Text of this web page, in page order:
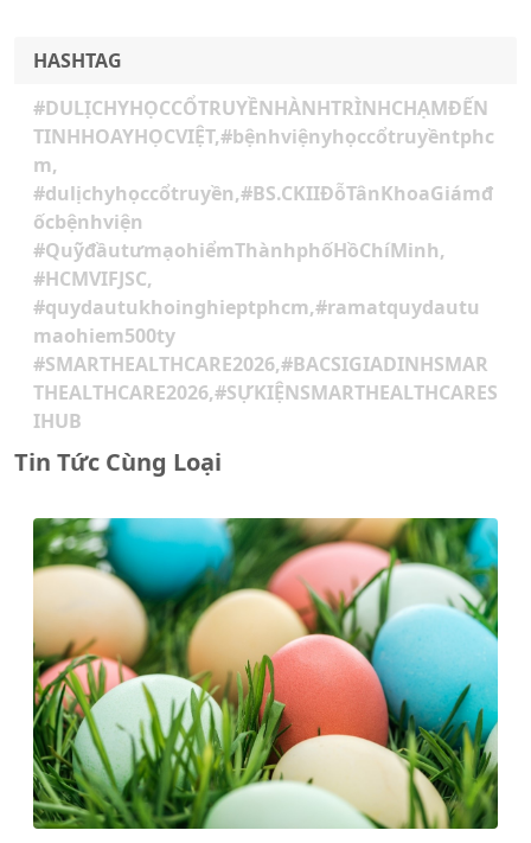
HASHTAG
#DULỊCHYHỌCCỔTRUYỀNHÀNHTRÌNHCHẠMĐẾN
TINHHOAYHỌCVIỆT,#bệnhviệnyhọccổtruyềntphc
m,
#dulịchyhọccổtruyền,#BS.CKIIĐỗTânKhoaGiámđ
ốcbệnhviện
#QuỹđầutưmạohiểmThànhphốHồChíMinh,
#HCMVIFJSC,
#quydautukhoinghieptphcm,#ramatquydautu
maohiem500ty
#SMARTHEALTHCARE2026,#BACSIGIADINHSMAR
THEALTHCARE2026,#SỰKIỆNSMARTHEALTHCARES
IHUB
Tin Tức Cùng Loại